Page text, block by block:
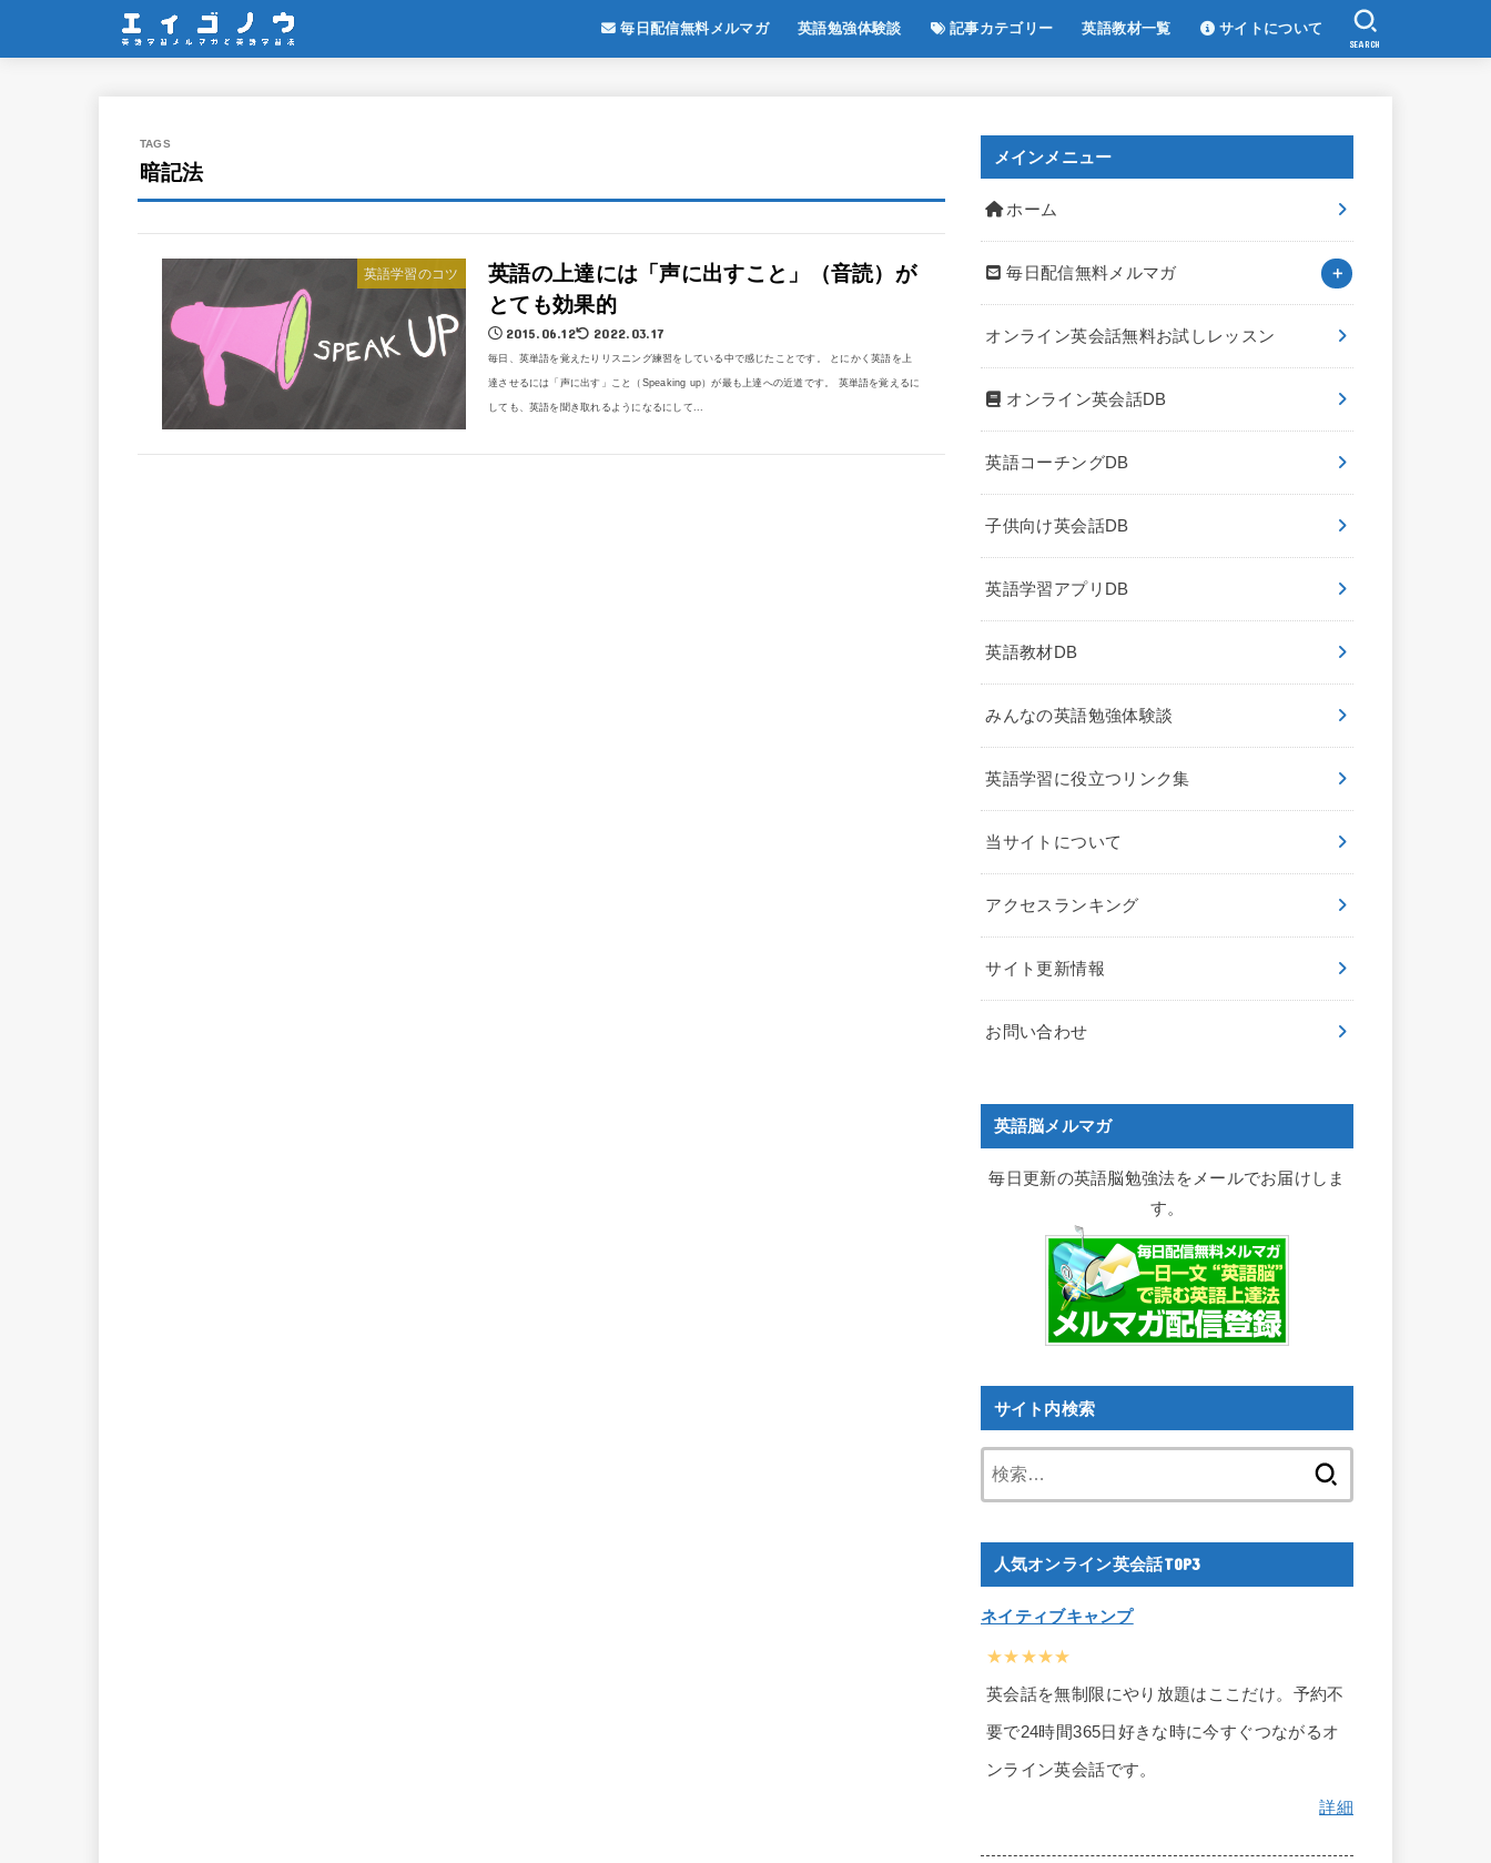
毎日配信無料メルマガ 英語勉強体験談 記事カテゴリー 英語教材一覧 サイトについて
SEARCH
暗記法
英語学習のコツ
英語の上達には「声に出すこと」（音読）が
とても効果的
2015.06.12 2022.03.17
毎日、英単語を覚えたりリスニング練習をしている中で感じたことです。 とにかく英語を上
達させるには「声に出す」こと（Speaking up）が最も上達への近道です。 英単語を覚えるに
しても、英語を聞き取れるようになるにして...
メインメニュー
ホーム
毎日配信無料メルマガ
オンライン英会話無料お試しレッスン
オンライン英会話DB
英語コーチングDB
子供向け英会話DB
英語学習アプリDB
英語教材DB
みんなの英語勉強体験談
英語学習に役立つリンク集
当サイトについて
アクセスランキング
サイト更新情報
お問い合わせ
英語脳メルマガ
毎日更新の英語脳勉強法をメールでお届けしま
す。
サイト内検索
人気オンライン英会話TOP3
ネイティブキャンプ
★★★★★
英会話を無制限にやり放題はここだけ。予約不
要で24時間365日好きな時に今すぐつながるオ
ンライン英会話です。
詳細